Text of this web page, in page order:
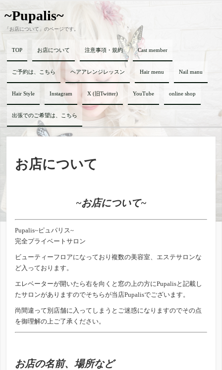
~Pupalis~
「お店について」のページです。
TOP お店について 注意事項・規約 Cast member
ご予約は、こちら ヘアアレンジレッスン Hair menu Nail manu
Hair Style Instagram X (旧Twitter) YouTube online shop
出張でのご希望は、こちら
お店について
~お店について~
Pupalis~ピュパリス~
完全プライベートサロン
ビューティーフロアになっており複数の美容室、エステサロンな
ど入っております。
エレベーターが開いたら右を向くと窓の上の方にPupalisと記載し
たサロンがありますのでそちらが当店Pupalisでございます。
尚間違って別店舗に入ってしまうとご迷惑になりますのでその点
を御理解の上ご了承ください。
お店の名前、場所など